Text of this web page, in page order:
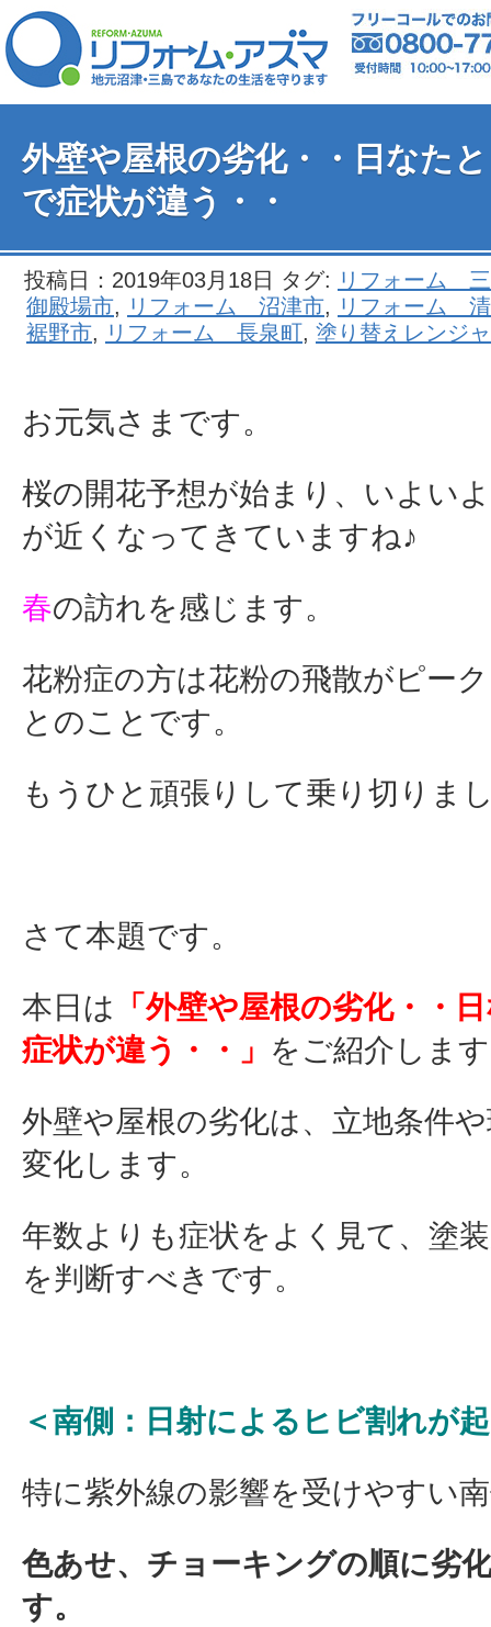
外壁や屋根の劣化・・日なた
で症状が違う・・
投稿日：2019年03月18日 タグ: リフォーム
御殿場市, リフォーム 沼津市, リフォーム
裾野市, リフォーム 長泉町, 塗り替えレンジ
お元気さまです。
桜の開花予想が始まり、いよい
が近くなってきていますね♪
春の訪れを感じます。
花粉症の方は花粉の飛散がピー
とのことです。
もうひと頑張りして乗り切りま
さて本題です。
本日は 「外壁や屋根の劣化・・
症状が違う・・」 をご紹介しま
外壁や屋根の劣化は、立地条件
変化します。
年数よりも症状をよく見て、塗
を判断すべきです。
＜南側：日射によるヒビ割れが
特に紫外線の影響を受けやすい
色あせ、チョーキングの順に劣
す。